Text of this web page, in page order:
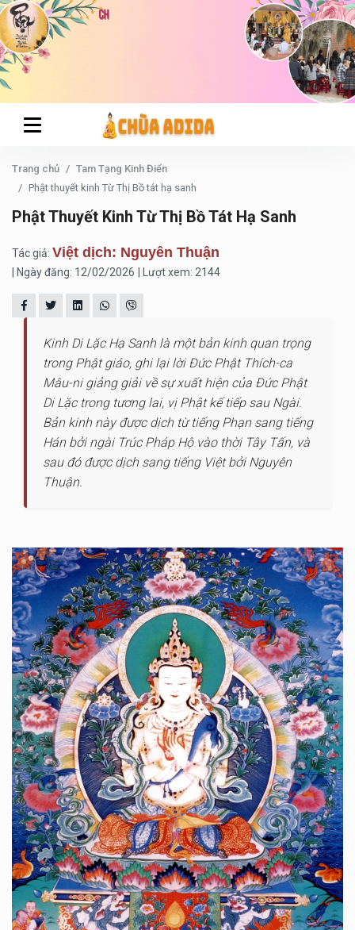
Trang chủ
Tam Tạng Kinh Điển
Phật thuyết kinh Từ Thị Bồ tát hạ sanh
Phật Thuyết Kinh Từ Thị Bồ Tát Hạ Sanh
Tác giả: Việt dịch: Nguyên Thuận
| Ngày đăng: 12/02/2026 | Lượt xem: 2144
Kinh Di Lặc Hạ Sanh là một bản kinh quan trọng
trong Phật giáo, ghi lại lời Đức Phật Thích-ca
Mâu-ni giảng giải về sự xuất hiện của Đức Phật
Di Lặc trong tương lai, vị Phật kế tiếp sau Ngài.
Bản kinh này được dịch từ tiếng Phạn sang tiếng
Hán bởi ngài Trúc Pháp Hộ vào thời Tây Tấn, và
sau đó được dịch sang tiếng Việt bởi Nguyên
Thuận.